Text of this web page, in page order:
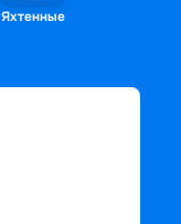
Яхтенные